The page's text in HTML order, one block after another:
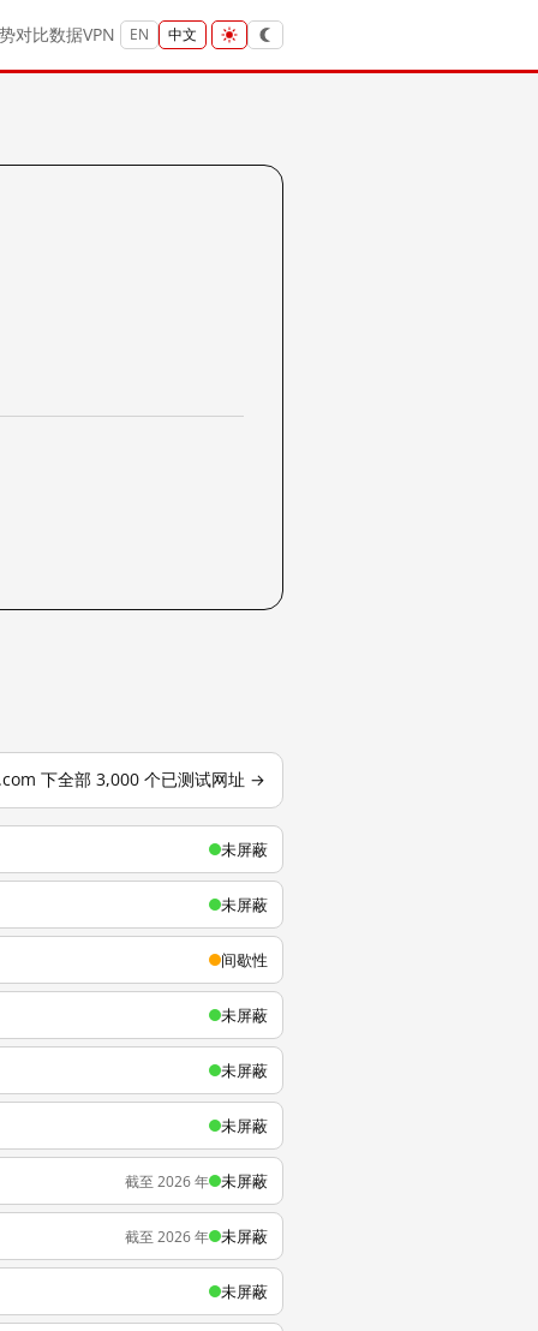
对比数据VPN EN 中文
下全部 3,000 个已测试网址 →
未屏蔽
未屏蔽
间歇性
未屏蔽
未屏蔽
未屏蔽
截至 2026 年 未屏蔽
截至 2026 年 未屏蔽
未屏蔽